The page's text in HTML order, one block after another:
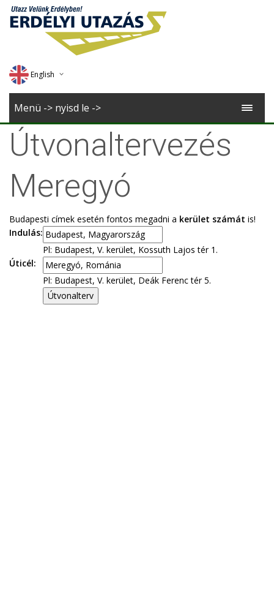
English
Deutsch
Romana
Menü -> nyisd le ->
Útvonaltervezés
Meregyó
Budapesti címek esetén fontos megadni a kerület számát is!
Indulás:
Pl: Budapest, V. kerület, Kossuth Lajos tér 1.
Úticél:
Pl: Budapest, V. kerület, Deák Ferenc tér 5.